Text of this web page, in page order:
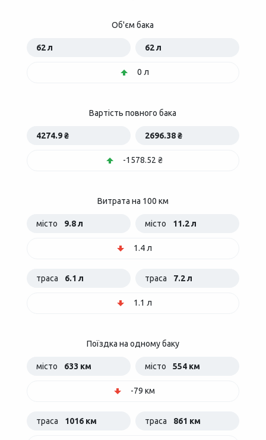
Об'єм бака
62 л 62 л
0 л
Вартість повного бака
4274.9 ₴ 2696.38 ₴
-1578.52 ₴
Витрата на 100 км
місто 9.8 л місто 11.2 л
1.4 л
траса 6.1 л траса 7.2 л
1.1 л
Поїздка на одному баку
місто 633 км місто 554 км
-79 км
траса 1016 км траса 861 км